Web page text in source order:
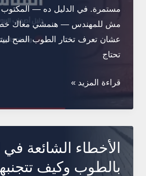
مستمرة. في الدليل ده —
مش للمهندس — هنمشي معاك
عشان تعرف تختار الطوب الصح
تحتاج
كيف
الطوب
المناسب
لبناء
قراءة المزيد »
الأخطاء الشائعة في
بالطوب وكيف